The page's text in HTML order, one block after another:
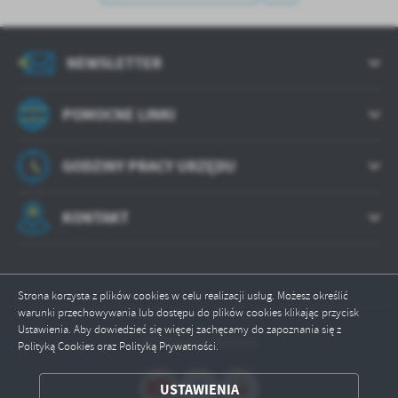
Strona korzysta z plików cookies w celu realizacji usług. Możesz określić
warunki przechowywania lub dostępu do plików cookies klikając przycisk
Ustawienia. Aby dowiedzieć się więcej zachęcamy do zapoznania się z
Polityką Cookies oraz Polityką Prywatności.
USTAWIENIA
treści w postaci wiadomości, ofert, komunikatów mediów
społecznościowych.
ZAPISZ WYBRANE
POMOCNE LINKI
NEWSLETTER
GODZINY PRACY URZĘDU
KONTAKT
Odwiedzin: 533516